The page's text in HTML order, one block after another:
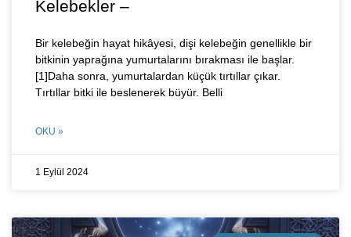
Kelebekler –
Bir kelebeğin hayat hikâyesi, dişi kelebeğin genellikle bir
bitkinin yaprağına yumurtalarını bırakması ile başlar.
[1]Daha sonra, yumurtalardan küçük tırtıllar çıkar.
Tırtıllar bitki ile beslenerek büyür. Belli
OKU »
1 Eylül 2024